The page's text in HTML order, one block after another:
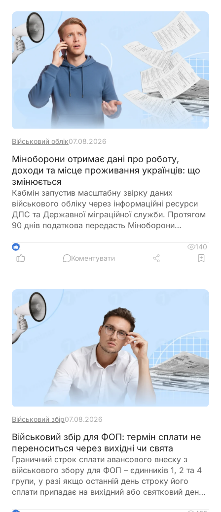
фізичної особи. Саме тому проценти, нараховані
банком на залишок коштів, мають окремий
порядок оподаткування
Військовий облік07.08.2026
Міноборони отримає дані про роботу,
доходи та місце проживання українців: що
змінюється
Кабмін запустив масштабну звірку даних
військового обліку через інформаційні ресурси
ДПС та Державної міграційної служби. Протягом
90 днів податкова передасть Міноборони
років, включаючи відомості про місце роботи,
доходи та персональні дані. Паралельно ДМС
відцифрований образ обличчя. Якщо людини ще
немає у військовому реєстрі, система
автоматично сформує для неї цифровий профіль
на підставі отриманої інформації
2
140
Коментувати
Військовий збір07.08.2026
Військовий збір для ФОП: термін сплати не
переноситься через вихідні чи свята
Граничний строк сплати авансового внеску з
військового збору для ФОП – єдинників 1, 2 та 4
групи, у разі якщо останній день строку його
сплати припадає на вихідний або святковий день,